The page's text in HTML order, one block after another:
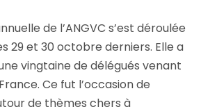
de l’ANGVC s’est déroulée
29 et 30 octobre derniers. Elle a
vingtaine de délégués venant
Ce fut l’occasion de
de thèmes chers à